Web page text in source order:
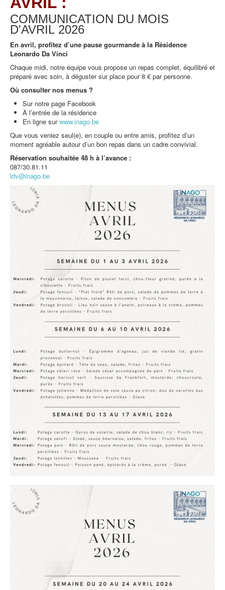
COMMUNICATION DU MOIS
D'AVRIL 2026
En avril, profitez d’une pause gourmande à la Résidence
Leonardo Da Vinci
Chaque midi, notre équipe vous propose un repas complet, équilibré et
préparé avec soin, à déguster sur place pour 8 € par personne.
Où consulter nos menus ?
Sur notre page Facebook
À l’entrée de la résidence
En ligne surwww.inago.be
Que vous veniez seul(e), en couple ou entre amis, profitez d’un
moment agréable autour d’un bon repas dans un cadre convivial.
Réservation souhaitée 48 h à l’avance :
087/30.81.11
ldv@inago.be